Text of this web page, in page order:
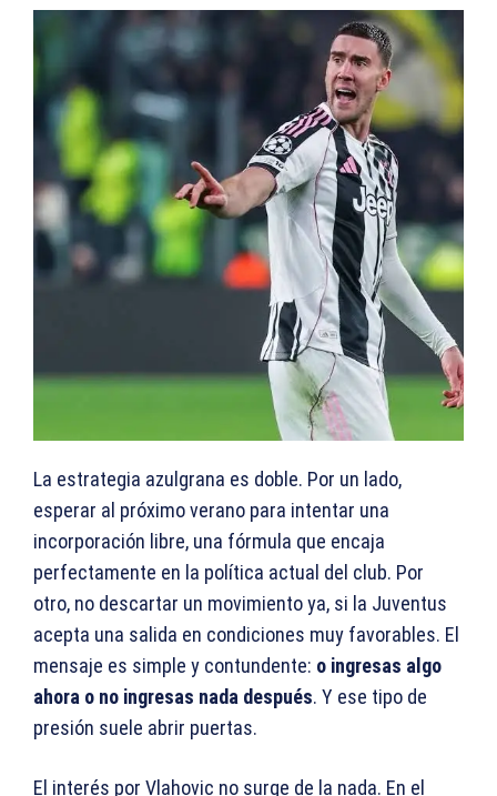
La estrategia azulgrana es doble. Por un lado,
esperar al próximo verano para intentar una
incorporación libre, una fórmula que encaja
perfectamente en la política actual del club. Por
otro, no descartar un movimiento ya, si la Juventus
acepta una salida en condiciones muy favorables. El
mensaje es simple y contundente: o ingresas algo
ahora o no ingresas nada después. Y ese tipo de
presión suele abrir puertas.
El interés por Vlahovic no surge de la nada. En el